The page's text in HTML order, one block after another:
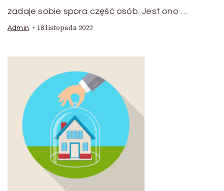
zadaje sobie spora część osób. Jest ono …
Admin 18 listopada 2022